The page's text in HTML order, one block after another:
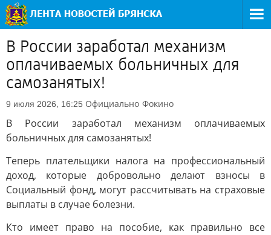
В России заработал механизм
оплачиваемых больничных для
самозанятых!
9 июля 2026, 16:25 Официально Фокино
В России заработал механизм оплачиваемых
больничных для самозанятых!
Теперь плательщики налога на профессиональный
доход, которые добровольно делают взносы в
Социальный фонд, могут рассчитывать на страховые
выплаты в случае болезни.
Кто имеет право на пособие, как правильно все